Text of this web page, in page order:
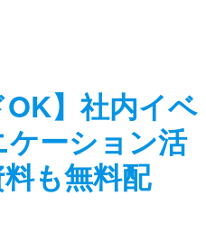
OK】社内イベ
ーション活
も無料配